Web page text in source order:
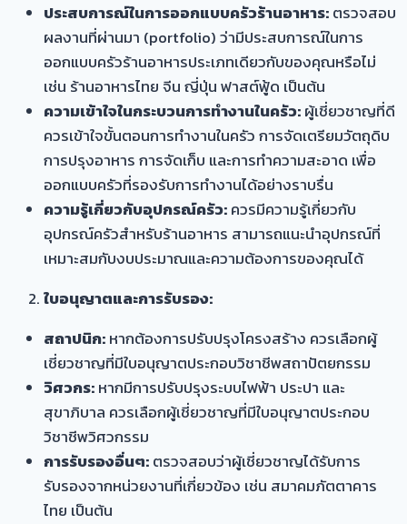
ประสบการณ์ในการออกแบบครัวร้านอาหาร:ตรวจสอบ
ผลงานที่ผ่านมา (portfolio) ว่ามีประสบการณ์ในการ
ออกแบบครัวร้านอาหารประเภทเดียวกับของคุณหรือไม่
เช่น ร้านอาหารไทย จีน ญี่ปุ่น ฟาสต์ฟู้ด เป็นต้น
ความเข้าใจในกระบวนการทำงานในครัว:ผู้เชี่ยวชาญที่ดี
ควรเข้าใจขั้นตอนการทำงานในครัว การจัดเตรียมวัตถุดิบ
การปรุงอาหาร การจัดเก็บ และการทำความสะอาด เพื่อ
ออกแบบครัวที่รองรับการทำงานได้อย่างราบรื่น
ความรู้เกี่ยวกับอุปกรณ์ครัว:ควรมีความรู้เกี่ยวกับ
อุปกรณ์ครัวสำหรับร้านอาหาร สามารถแนะนำอุปกรณ์ที่
เหมาะสมกับงบประมาณและความต้องการของคุณได้
ใบอนุญาตและการรับรอง:
สถาปนิก:หากต้องการปรับปรุงโครงสร้าง ควรเลือกผู้
เชี่ยวชาญที่มีใบอนุญาตประกอบวิชาชีพสถาปัตยกรรม
วิศวกร:หากมีการปรับปรุงระบบไฟฟ้า ประปา และ
สุขาภิบาล ควรเลือกผู้เชี่ยวชาญที่มีใบอนุญาตประกอบ
วิชาชีพวิศวกรรม
การรับรองอื่นๆ:ตรวจสอบว่าผู้เชี่ยวชาญได้รับการ
รับรองจากหน่วยงานที่เกี่ยวข้อง เช่น สมาคมภัตตาคาร
ไทย เป็นต้น